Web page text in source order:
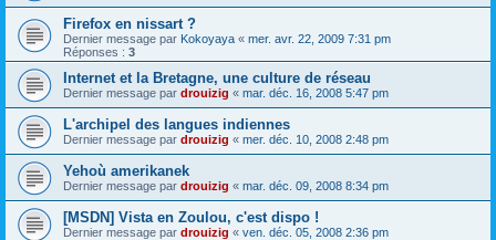
Firefox en nissart ?
Dernier message par Kokoyaya « mer. avr. 22, 2009 7:31 pm
Réponses : 3
Internet et la Bretagne, une culture de réseau
Dernier message par drouizig « mar. déc. 16, 2008 5:47 pm
L'archipel des langues indiennes
Dernier message par drouizig « mer. déc. 10, 2008 2:48 pm
Yehoù amerikanek
Dernier message par drouizig « mar. déc. 09, 2008 8:34 pm
[MSDN] Vista en Zoulou, c'est dispo !
Dernier message par drouizig « ven. déc. 05, 2008 2:36 pm